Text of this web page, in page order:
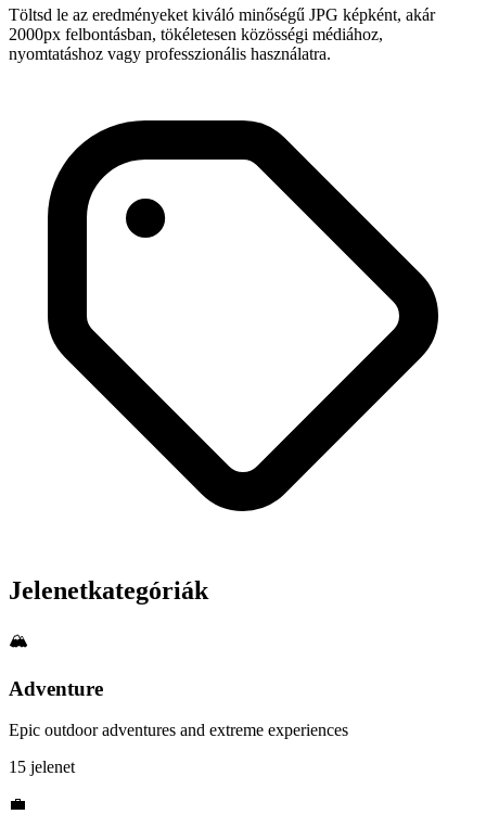
Töltsd le az eredményeket kiváló minőségű JPG képként, akár
2000px felbontásban, tökéletesen közösségi médiához,
nyomtatáshoz vagy professzionális használatra.
Jelenetkategóriák
🏔️
Adventure
Epic outdoor adventures and extreme experiences
15 jelenet
💼